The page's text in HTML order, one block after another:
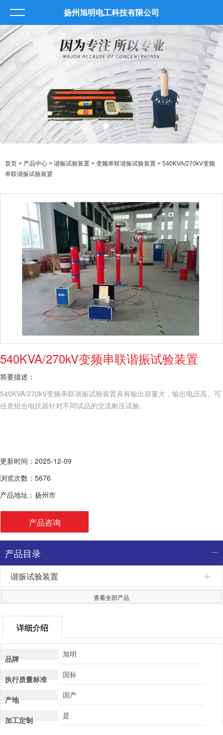
扬州旭明电工科技有限公司
首页 > 产品中心 > 谐振试验装置 > 变频串联谐振试验装置 > 540KVA/270kV变频
串联谐振试验装置
540KVA/270kV变频串联谐振试验装置
简要描述：
540KVA/270kV变频串联谐振试验装置具有输出容量大，输出电压高、可
任意组合电抗器针对不同试品的交流耐压试验。
更新时间：2025-12-09
浏览次数：5676
产品地址：扬州市
产品咨询
产品目录
谐振试验装置
查看全部产品
详细介绍
品牌 旭明
执行质量标准 国标
产地 国产
加工定制 是